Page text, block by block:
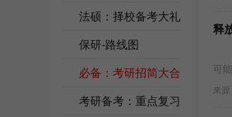
考包
法硕：择校备考大礼
包
保研-路线图
必备：考研招简大合
集
考研备考：重点复习
释
作
可
来源